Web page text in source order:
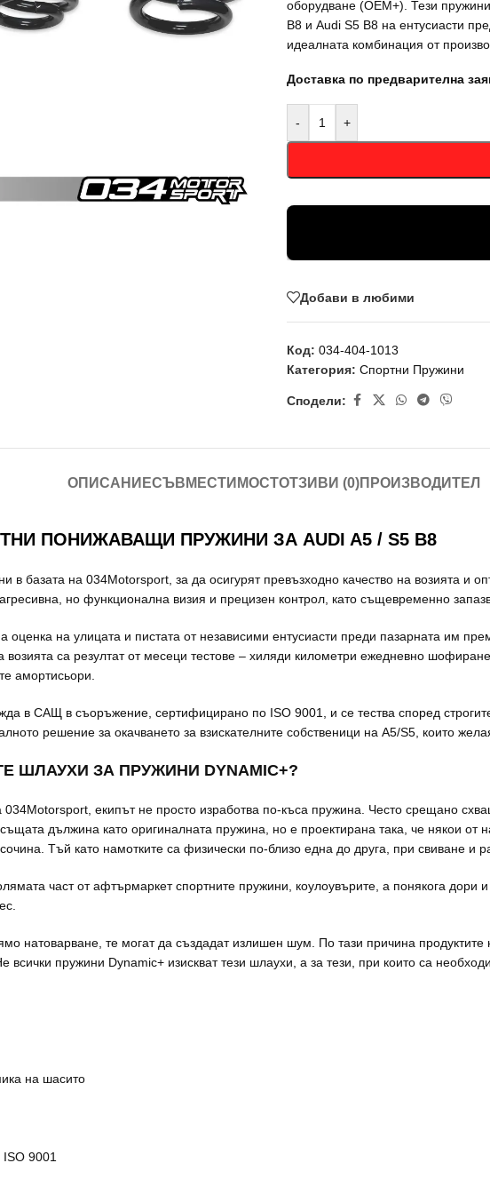
оборудване (OEM+). Тези
B8 и Audi S5 B8 на ентусиасти
идеалната комбинация от
Доставка по предварителна
- +
Добави в любими
Код: 034-404-1013
Категория: Спортни Пружини
Сподели:
ОПИСАНИЕСЪВМЕСТИМОСТОТЗИВИ (0)ПРОИЗВОДИТЕЛ
ПОНИЖАВАЩИ ПРУЖИНИ ЗА AUDI A5 / S5 B8
в базата на 034Motorsport, за да осигурят превъзходно качество на возията и
но функционална визия и прецизен контрол, като същевременно
на улицата и пистата от независими ентусиасти преди пазарната им
са резултат от месеци тестове – хиляди километри ежедневно
амортисьори.
в САЩ в съоръжение, сертифицирано по ISO 9001, и се тества според
решение за окачването за взискателните собственици на A5/S5, които
ЗА ПРУЖИНИ DYNAMIC+?
екипът не просто изработва по-къса пружина. Често срещано
дължина като оригиналната пружина, но е проектирана така, че някои от
Тъй като намотките са физически по-близо една до друга, при свиване и
част от афтърмаркет спортните пружини, коулоувърите, а понякога дори
натоварване, те могат да създадат излишен шум. По тази причина
пружини Dynamic+ изискват тези шлаухи, а за тези, при които са
на шасито
9001